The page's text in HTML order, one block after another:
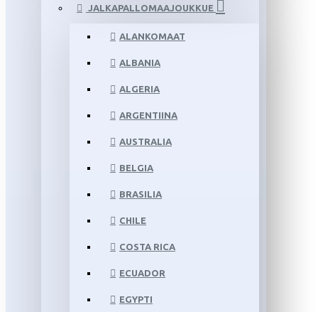
JALKAPALLOMAAJOUKKUE
ALANKOMAAT
ALBANIA
ALGERIA
ARGENTIINA
AUSTRALIA
BELGIA
BRASILIA
CHILE
COSTA RICA
ECUADOR
EGYPTI